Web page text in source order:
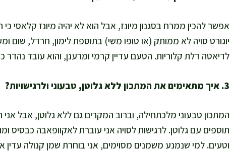
אפשר להכין ממרח בסגנון מיונז, אבל הוא לא יהיה מיונז קלאסי
יוגורט סויה לא ממותק (או טופו משי) בתוספת לימון, חרדל, שום
לדיאטה דלת קלוריות. הטעם עדיין קרמי ומרענן, והוא עובד
3. איך מתאימים את המתכון ללא גלוטן, טבעוני ולרגישויות?
המתכון טבעוני מלכתחילה, וברוב המקרים גם ללא גלוטן, אבל אני
תוספים עם גלוטן. לרגישות לסויה אני עוברת לאקוופאבה כבסיס
וטעים. למי שנמנע משמנים מסוימים, אני בוחרת שמן קנולה